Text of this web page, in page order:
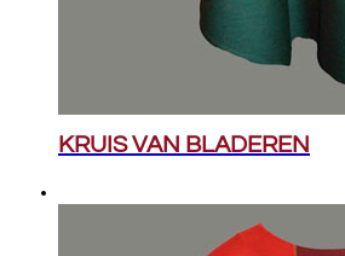
KRUIS VAN BLADEREN